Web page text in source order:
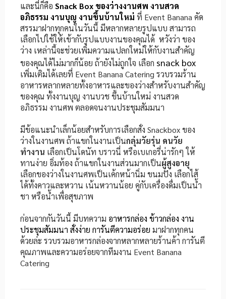
และนี่ก็คือ Snack Box ของว่างงานศพ งานสวด
อภิธรรม งานบุญ งานขึ้นบ้านใหม่ ที่ Event Banana คัด
สรรมาฝากทุกคนในวันนี้ มีหลากหลายรูปแบบ สามารถ
เลือกไปใช้ให้เข้ากับรูปแบบงานของคุณได้ หวังว่า ของ
ว่าง เหล่านี้จะช่วยเพิ่มความแปลกใหม่ให้กับงานสำคัญ
ของคุณได้ไม่มากก็น้อย ถ้ายังไม่ถูกใจ เลือก snack box
เพิ่มเติมได้เลยที่ Event Banana Catering รวบรวมร้าน
อาหารหลากหลายทั้งอาหารและของว่างสำหรับงานสำคัญ
ของคุณ ทั้งงานบุญ งานบวช ขึ้นบ้านใหม่ งานสวด
อภิธรรม งานศพ ตลอดจนงานประชุมสัมมนา
มีข้อแนะนำเล็กน้อยสำหรับการเลือกสั่ง Snackbox ของ
ว่างในงานศพ ถ้าแขกในงานเป็นกลุ่มวัยรุ่น คนวัย
ทำงาน เลือกเป็นโดนัท บราวนี่ หรือเบเกอรี่น่ารักๆ ให้
ทานง่าย อิ่มท้อง ถ้าแขกในงานส่วนมากเป็นผู้สูงอายุ
เลือกของว่างในงานศพเป็นเค้กหน้านิ่ม ขนมปัง เลือกไส้
ได้ทั้งคาวและหวาน เน้นหวานน้อย คู่กับเครื่องดื่มเป็นน้ำ
ชา หรือน้ำเพื่อสุขภาพ
ก่อนจากกันวันนี้ มีบทความ อาหารกล่อง ข้าวกล่อง งาน
ประชุมสัมมนา สั่งง่าย การันตีความอร่อย มาฝากทุกคน
ด้วยล่ะ รวบรวมอาหารกล่องจากหลากหลายร้านค้า การันตี
คุณภาพและความอร่อยจากทีมงาน Event Banana
Catering